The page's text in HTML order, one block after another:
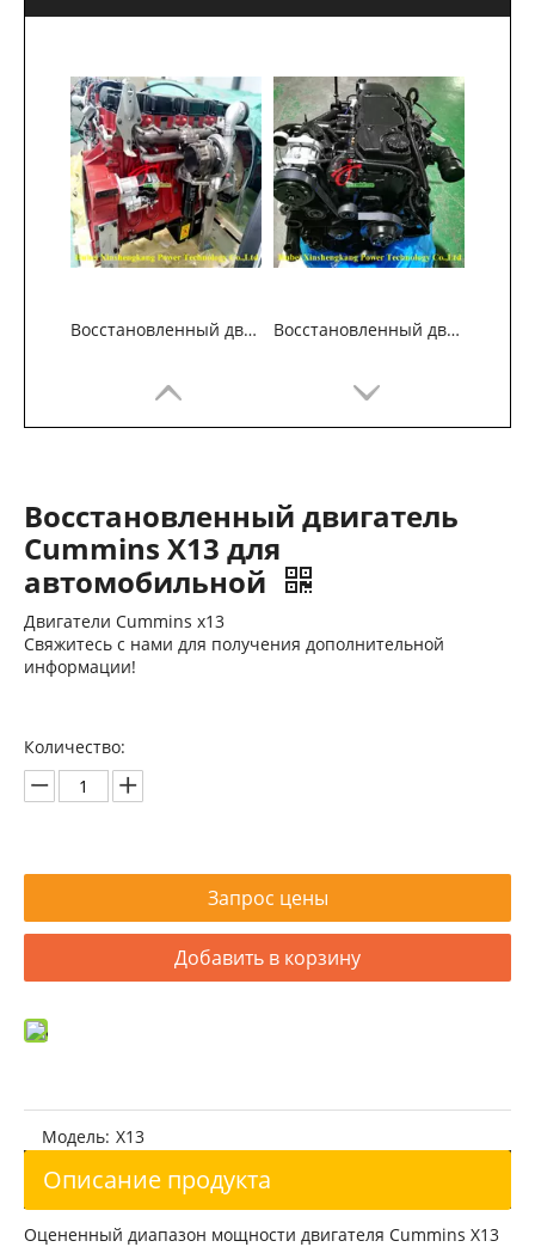
Восстановленный двигатель Cummins X12 для автомобильной промышленности Восстановленный двигатель Cummins ISD6.7 для автомобильной промышленности
Восстановленный двигатель
Cummins X13 для
автомобильной
Двигатели Cummins x13
Свяжитесь с нами для получения дополнительной
информации!
Количество:
Запрос цены
Добавить в корзину
Модель: X13
Описание продукта
Оцененный диапазон мощности двигателя Cummins X13